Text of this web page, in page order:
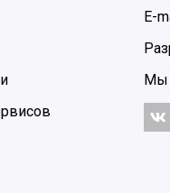
E-
Мы